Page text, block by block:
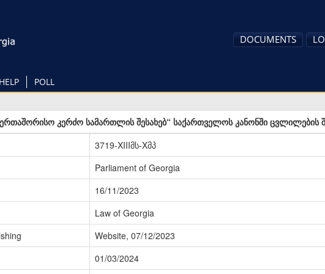
HELP POLL
DOCUMENTS
კერძო სამართლის შესახებ“ საქართველოს კანონში ცვლილების
3719-XIIIმს-Xმპ
Parliament of Georgia
16/11/2023
Law of Georgia
Website, 07/12/2023
01/03/2024